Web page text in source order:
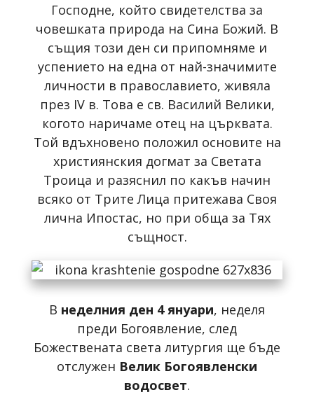
Господне, който свидетелства за
човешката природа на Сина Божий. В
същия този ден си припомняме и
успението на една от най-значимите
личности в православието, живяла
през IV в. Това е св. Василий Велики,
когото наричаме отец на църквата.
Той вдъхновено положил основите на
християнския догмат за Свeтата
Троица и разяснил по какъв начин
всяко от Трите Лица притежава Своя
лична Ипостас, но при обща за Тях
същност.
В неделния ден 4 януари, неделя
преди Богоявление, след
Божествената света литургия ще бъде
отслужен Велик Богоявленски
водосвет.